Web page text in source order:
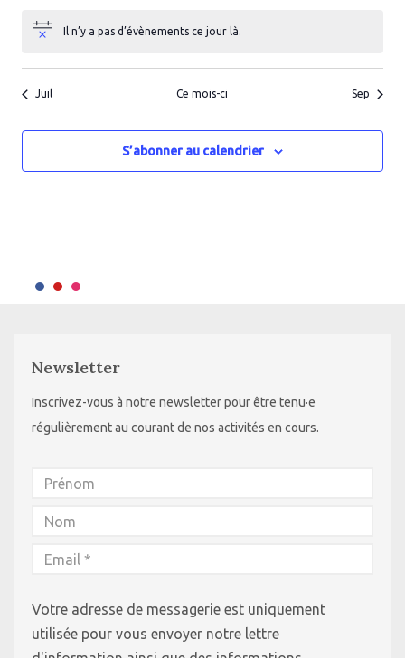
NoticeIl n’y a pas d’évènements ce jour là.
Juil Ce mois-ci Sep
S’abonner au calendrier
Newsletter
Inscrivez-vous à notre newsletter pour être tenu·e
régulièrement au courant de nos activités en cours.
Votre adresse de messagerie est uniquement
utilisée pour vous envoyer notre lettre